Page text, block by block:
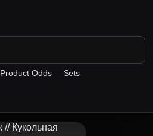
Product Odds Sets